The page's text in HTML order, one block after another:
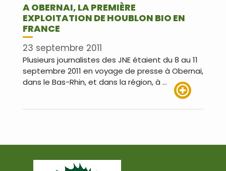
A OBERNAI, LA PREMIÈRE
EXPLOITATION DE HOUBLON BIO EN
FRANCE
23 septembre 2011
Plusieurs journalistes des JNE étaient du 8 au 11
septembre 2011 en voyage de presse à Obernai,
dans le Bas-Rhin, et dans la région, à …